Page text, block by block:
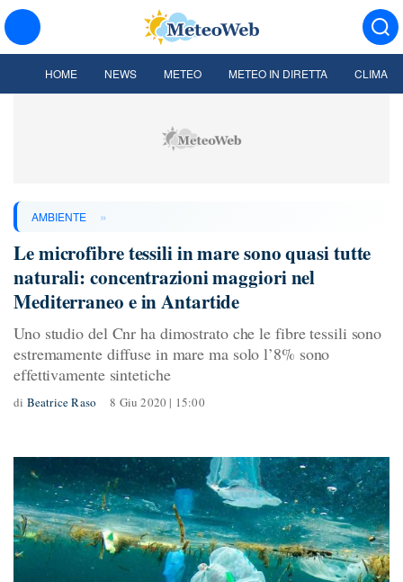
HOME NEWS METEO METEO IN DIRETTA CLIMA
AMBIENTE »
Le microfibre tessili in mare sono quasi tutte
naturali: concentrazioni maggiori nel
Mediterraneo e in Antartide
Uno studio del Cnr ha dimostrato che le fibre tessili sono
estremamente diffuse in mare ma solo l’8% sono
effettivamente sintetiche
di Beatrice Raso 8 Giu 2020 | 15:00